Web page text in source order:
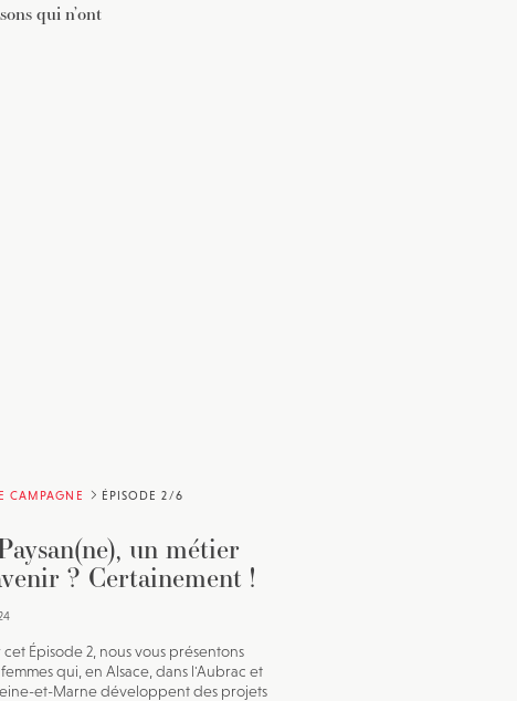
qui n’ont
CAMPAGNE ÉPISODE 2/6
un métier
? Certainement !
cet Épisode 2, nous vous présentons
qui, en Alsace, dans l'Aubrac et
et-Marne développent des projets